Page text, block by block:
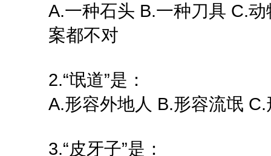
A.一种石头 B.一种刀具 C.
案都不对
2.“氓道”是：
A.形容外地人 B.形容流氓
3.“皮牙子”是：